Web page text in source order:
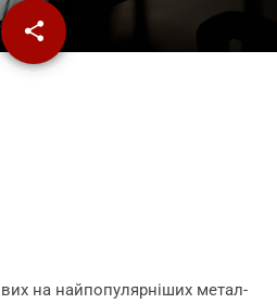
share
email
на найпопулярніших метал-